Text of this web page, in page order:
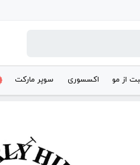
از مو اکسسوری سوپر مارکت